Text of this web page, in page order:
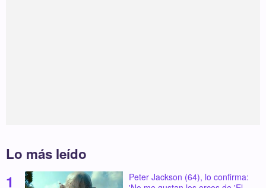
Lo más leído
Peter Jackson (64), lo confirma: